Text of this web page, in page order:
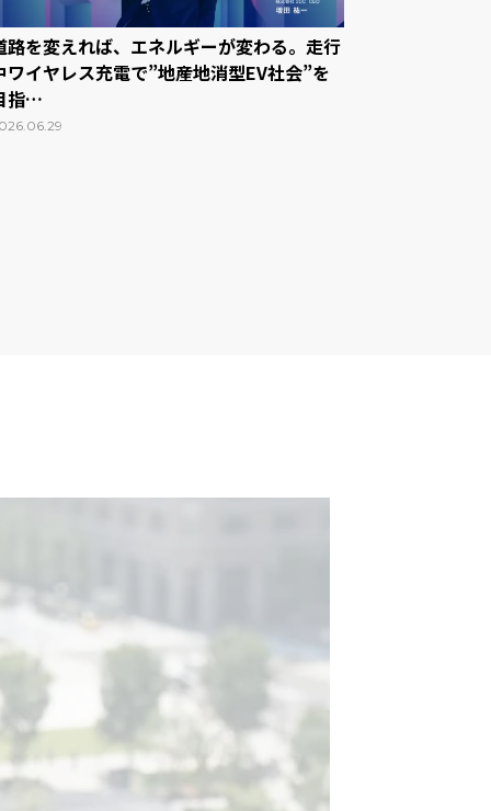
路を変えれば、エネルギーが変わる。走行
ワイヤレス充電で”地産地消型EV社会”を
指…